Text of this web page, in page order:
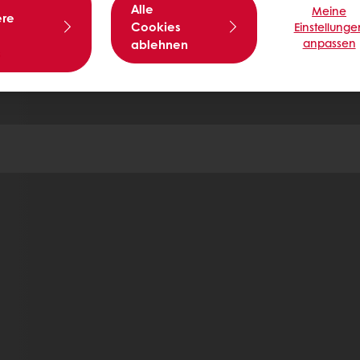
Alle
Cookies
ablehnen
Meine
anpassen